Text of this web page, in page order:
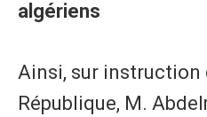
algériens
Ainsi, sur instruction
République, M.